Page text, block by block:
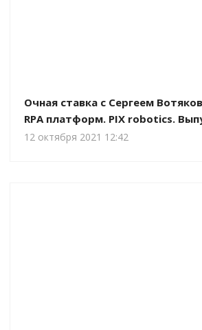
Очная ставка c Сергеем
RPA платформ. PIX robotics.
12 октября 2021 12:42